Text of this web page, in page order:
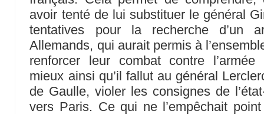
avoir tenté de lui substituer le général
tentatives pour la recherche d’un
Allemands, qui aurait permis à
renforcer leur combat contre
mieux ainsi qu’il fallut au général
de Gaulle, violer les consignes de
vers Paris. Ce qui ne l’empêchait